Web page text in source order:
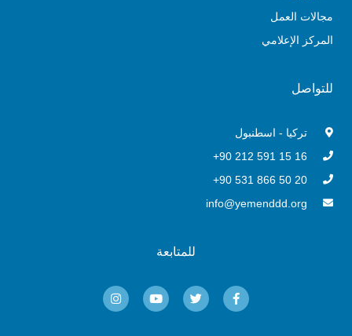
مجالات العمل
المركز الإعلامي
للتواصل
تركيا - اسطنبول
16 15 591 212 90+
20 50 866 531 90+
info@yemenddd.org
للمتابعة